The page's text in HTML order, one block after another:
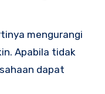
mengurangi
Apabila tidak
dapat